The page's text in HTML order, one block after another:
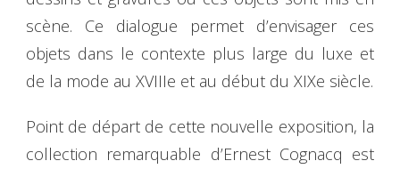
scène. Ce dialogue permet d’envisager ces
objets dans le contexte plus large du luxe et
de la mode au XVIIIe et au début du XIXe siècle.
Point de départ de cette nouvelle exposition, la
collection remarquable d’Ernest Cognacq est